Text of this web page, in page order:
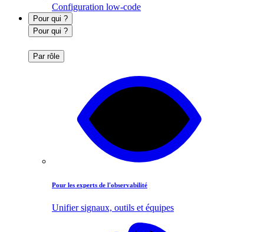
Configuration low-code
Pour qui ?
Pour qui ?
Par rôle
Pour les experts de l'observabilité
Unifier signaux, outils et équipes